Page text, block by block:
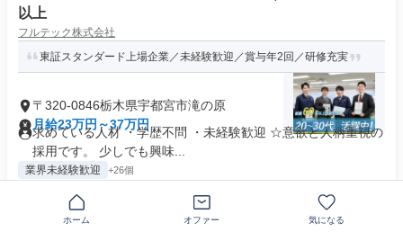
以上
フルテック株式会社
東証スタンダード上場企業／未経験歓迎／賞与年2回／研修充実
〒320-0846栃木県宇都宮市滝の原
月給23万円～37万円
求めている人材 ・学歴不問 ・未経験歓迎 ☆意欲と人柄重視の
採用です。 少しでも興味...
業界未経験歓迎 +26個
気になる
ホーム オファー 気になる